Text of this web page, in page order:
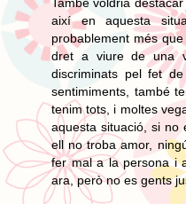
així en aquesta
probablement més
dret a viure de una
discriminats pel fet
sentimiments, també
tenim tots, i moltes
aquesta situació, si no
ell no troba amor,
fer mal a la persona i
ara, però no es gents